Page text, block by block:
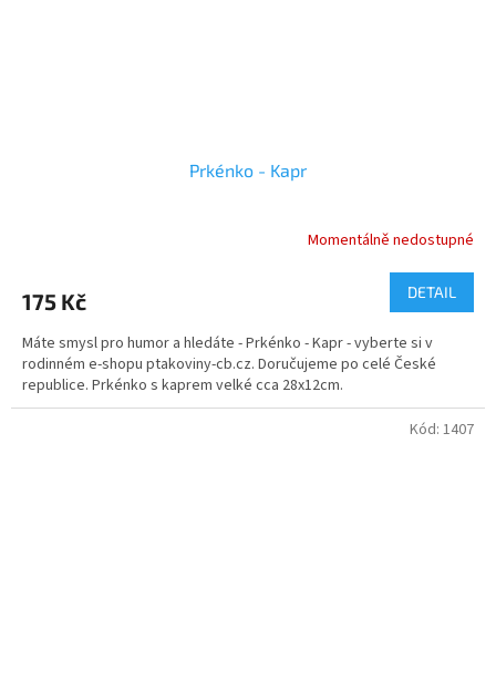
Prkénko - Kapr
je
z
5
hvězdiček.
Momentálně nedostupné
175 Kč DETAIL
Máte smysl pro humor a hledáte - Prkénko - Kapr - vyberte si v
rodinném e-shopu ptakoviny-cb.cz. Doručujeme po celé České
republice. Prkénko s kaprem velké cca 28x12cm.
Kód: 1407